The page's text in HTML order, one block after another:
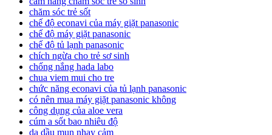
chăm sóc trẻ sốt
chế độ econavi của máy giặt panasonic
chế độ máy giặt panasonic
chế độ tủ lạnh panasonic
chích ngừa cho trẻ sơ sinh
chống nắng hada labo
chua viem mui cho tre
chức năng econavi của tủ lạnh panasonic
có nên mua máy giặt panasonic không
công dụng của aloe vera
cúm a sốt bao nhiêu độ
da dầu mụn nhạy cảm